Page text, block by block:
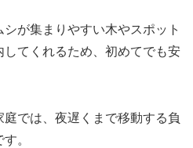
が集まりやすい木やスポット
てくれるため、初めてでも安
では、夜遅くまで移動する負
。